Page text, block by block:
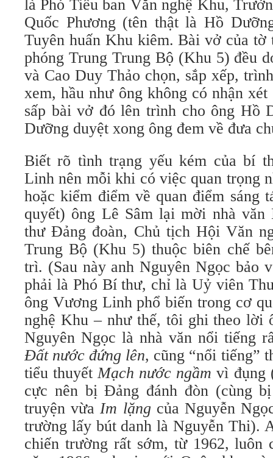
là Phó Tiểu ban Văn nghệ Khu,
Quốc Phương (tên thật là Hồ
Tuyên huấn Khu kiêm. Bài vở của tờ
phóng Trung Trung Bộ (Khu 5) đều
và Cao Duy Thảo chọn, sắp xếp,
xem, hầu như ông không có nhận
sấp bài vở đó lên trình cho ông Hồ
Dưỡng duyệt xong ông đem về đưa
Biết rõ tình trạng yếu kém của bí
Linh nên mỗi khi có việc quan trọng
hoặc kiểm điểm về quan điểm sáng
quyết) ông Lê Sâm lại mời nhà văn
thư Đảng đoàn, Chủ tịch Hội Văn
Trung Bộ (Khu 5) thuộc biên chế
trì. (Sau này anh Nguyên Ngọc bảo
phải là Phó Bí thư, chỉ là Uỷ viên
ông Vương Linh phổ biến trong cơ
nghệ Khu – như thế, tôi ghi theo lời
Nguyên Ngọc là nhà văn nổi tiếng
Đất nước đứng lên, cũng “nổi tiếng”
tiểu thuyếtMạch nước ngầm vì đụng
cực nên bị Đảng đánh đòn (cùng
truyện vừaIm lặng của Nguyễn
trường lấy bút danh là Nguyễn Thi).
chiến trường rất sớm, từ 1962, luôn